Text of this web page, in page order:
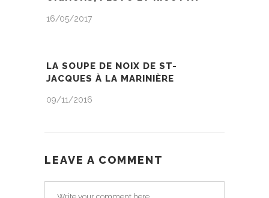
16/05/2017
LA SOUPE DE NOIX DE ST-
JACQUES À LA MARINIÈRE
09/11/2016
LEAVE A COMMENT